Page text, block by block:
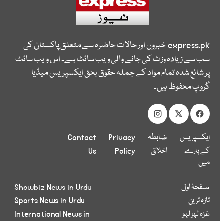
express.pkخبروں اور حالات حاضرہ سے متعلق پاکستان کی
سب سے زیادہ وزٹ کی جانے والی ویب سائٹ ہے۔ اس ویب سائٹ
پر شائع شدہ تمام مواد کے جملہ حقوق بحق ایکسپریس میڈیا
گروپ محفوظ ہیں۔
ایکسپریس
کے بارے
میں
ضابطہ
اخلاق
Privacy
Policy
Contact
Us
صفحۂ اول
تازہ ترین
غزہ لہو لہو
Showbiz News in Urdu
Sports News in Urdu
International News in